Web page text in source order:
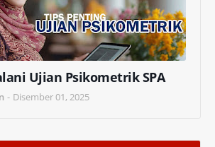
Ujian Psikometrik SPA
- Disember 01, 2025